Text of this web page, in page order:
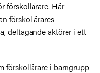
förskollärare. Här
förskollärares
deltagande aktörer i ett
förskollärare i barngrupp